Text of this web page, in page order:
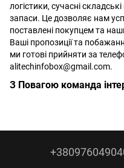
логістики, сучасні
запаси. Це дозволяє нам
поставлені покупцем та
Ваші пропозиції та
ми готові прийняти за
alitechinfobox@gmail.com.
З Повагою команда